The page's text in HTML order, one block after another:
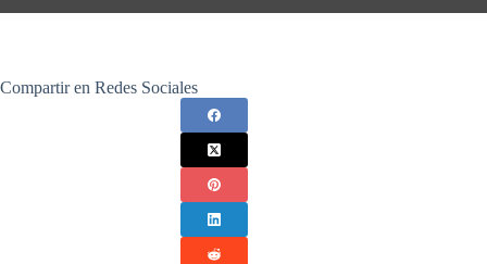
Compartir en Redes Sociales